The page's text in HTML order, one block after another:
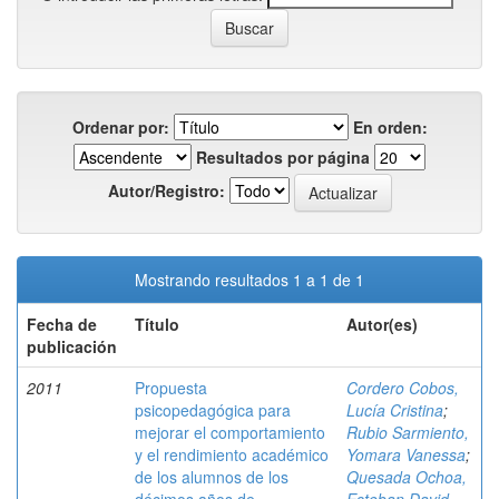
Ordenar por:
En orden:
Resultados por página
Autor/Registro:
Mostrando resultados 1 a 1 de 1
Fecha de
publicación
Título Autor(es)
2011
Propuesta
psicopedagógica para
mejorar el comportamiento
y el rendimiento académico
de los alumnos de los
Cordero Cobos,
Lucía Cristina;
Rubio Sarmiento,
Yomara Vanessa;
Quesada Ochoa,